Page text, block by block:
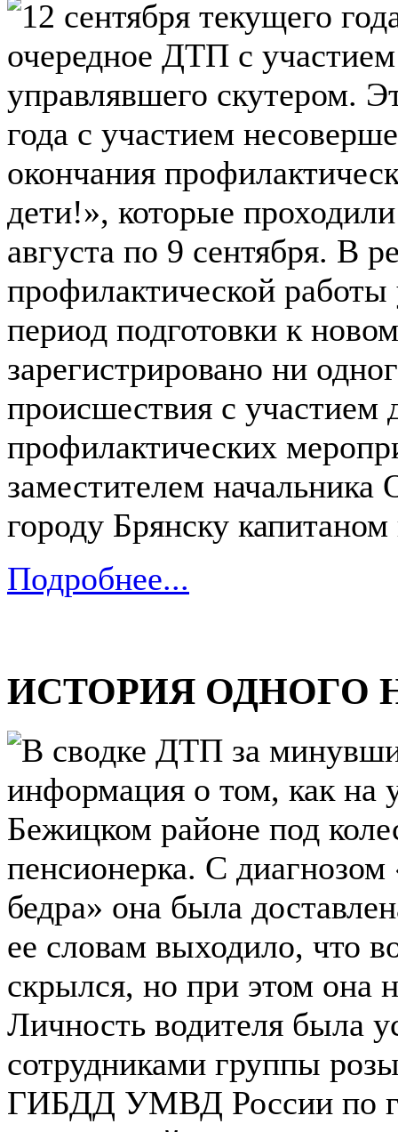
12 сентября текущего
очередное ДТП с
управлявшего скутером.
года с участием
окончания
дети!», которые
августа по 9 сентября. В
профилактической работы
период подготовки к
зарегистрировано ни
происшествия с участием
профилактических
заместителем
городу Брянску
Подробнее...
ИСТОРИЯ ОДНОГО
В сводке ДТП за
информация о том, как на
Бежицком районе под
пенсионерка. С
бедра» она была
ее словам выходило, что
скрылся, но при этом она
Личность водителя была
сотрудниками группы
ГИБДД УМВД России по